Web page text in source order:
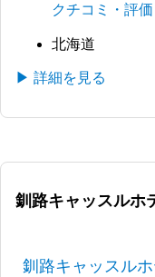
クチコミ・評価
北海道
▶ 詳細を見る
釧路キャッスルホ
釧路キャッスル